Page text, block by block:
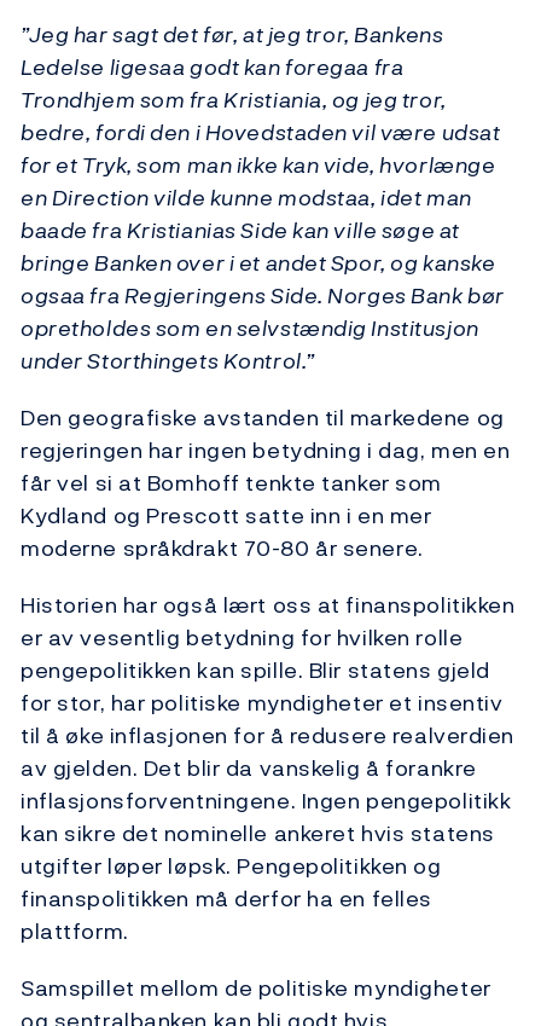
”Jeg har sagt det før, at jeg tror, Bankens
Ledelse ligesaa godt kan foregaa fra
Trondhjem som fra Kristiania, og jeg tror,
bedre, fordi den i Hovedstaden vil være udsat
for et Tryk, som man ikke kan vide, hvorlænge
en Direction vilde kunne modstaa, idet man
baade fra Kristianias Side kan ville søge at
bringe Banken over i et andet Spor, og kanske
ogsaa fra Regjeringens Side. Norges Bank bør
opretholdes som en selvstændig Institusjon
under Storthingets Kontrol.”
Den geografiske avstanden til markedene og
regjeringen har ingen betydning i dag, men en
får vel si at Bomhoff tenkte tanker som
Kydland og Prescott satte inn i en mer
moderne språkdrakt 70-80 år senere.
Historien har også lært oss at finanspolitikken
er av vesentlig betydning for hvilken rolle
pengepolitikken kan spille. Blir statens gjeld
for stor, har politiske myndigheter et insentiv
til å øke inflasjonen for å redusere realverdien
av gjelden. Det blir da vanskelig å forankre
inflasjonsforventningene. Ingen pengepolitikk
kan sikre det nominelle ankeret hvis statens
utgifter løper løpsk. Pengepolitikken og
finanspolitikken må derfor ha en felles
plattform.
Samspillet mellom de politiske myndigheter